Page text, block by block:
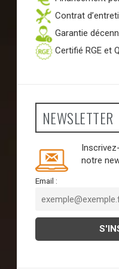
Contrat
Garantie
Certifié RGE et
NEWSLETTER
notre
Email :